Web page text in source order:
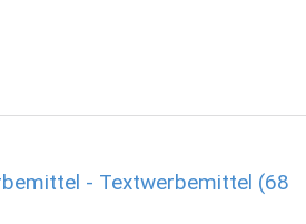
- Textwerbemittel (68